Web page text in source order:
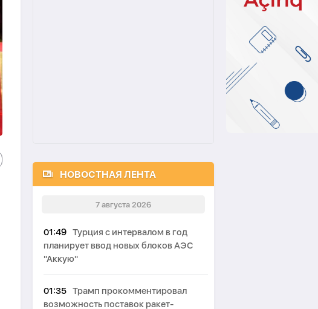
НОВОСТНАЯ ЛЕНТА
7 августа 2026
01:49 Турция с интервалом в год
планирует ввод новых блоков АЭС
"Аккую"
01:35 Трамп прокомментировал
возможность поставок ракет-